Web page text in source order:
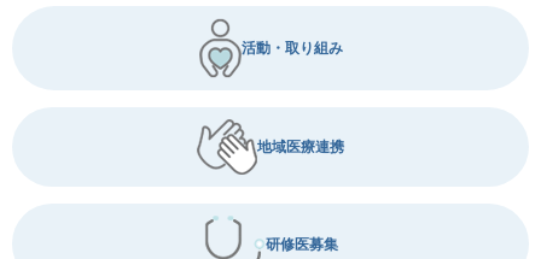
活動・取り組み
地域医療連携
研修医募集